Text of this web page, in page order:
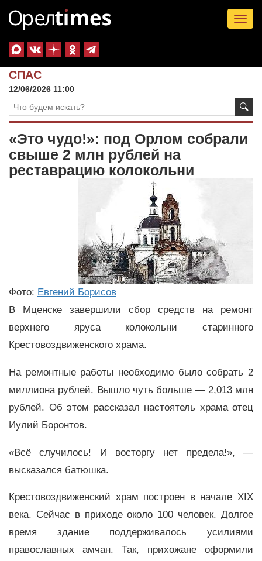
СПАС
12/06/2026 11:00
«Это чудо!»: под Орлом собрали
свыше 2 млн рублей на
реставрацию колокольни
Фото: Евгений Борисов
В Мценске завершили сбор средств на ремонт
верхнего яруса колокольни старинного
Крестовоздвиженского храма.
На ремонтные работы необходимо было собрать 2
миллиона рублей. Вышло чуть больше — 2,013 млн
рублей. Об этом рассказал настоятель храма отец
Иулий Боронтов.
«Всё случилось! И восторгу нет предела!», —
высказался батюшка.
Крестовоздвиженский храм построен в начале XIX
века. Сейчас в приходе около 100 человек. Долгое
время здание поддерживалось усилиями
православных амчан. Так, прихожане оформили